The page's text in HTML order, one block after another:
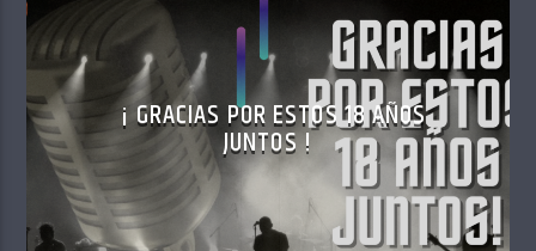
¡ GRACIAS POR ESTOS 18 AÑOS
JUNTOS !